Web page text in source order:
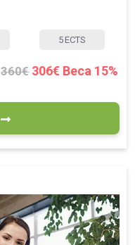
5 ECTS
360€ 306€ Beca 15%